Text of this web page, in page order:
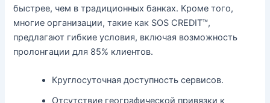
быстрее, чем в традиционных банках. Кроме того,
многие организации, такие как SOS CREDIT™,
предлагают гибкие условия, включая возможность
пролонгации для 85% клиентов.
Круглосуточная доступность сервисов.
Отсутствие географической привязки к